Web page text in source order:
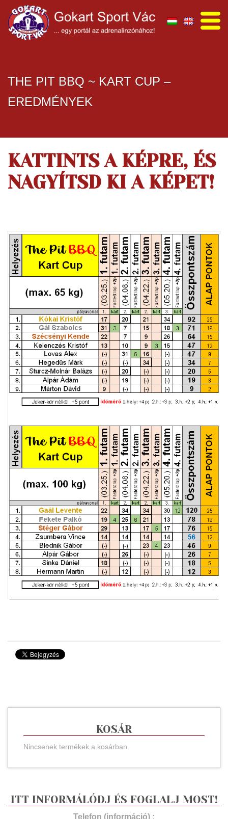
THE PIT BBQ ~ KART CUP –
EREDMÉNYEK
KATTINTS A KÉPRE, ÉS
NAGYÍTSD KI A KÉPET!
KOSÁR
Nincsenek termékek a kosárban.
ITT INFORMÁLÓDJ ÉS FOGLALJ MOST!
Telefon (információ) :